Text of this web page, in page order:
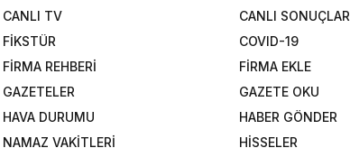
CANLI TV
FİKSTÜR
FİRMA REHBERİ
GAZETELER
HAVA DURUMU
NAMAZ VAKİTLERİ
CANLI SONUÇLAR
COVID-19
FİRMA EKLE
GAZETE OKU
HABER GÖNDER
HİSSELER